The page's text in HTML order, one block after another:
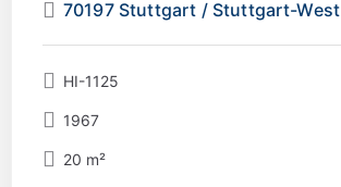
70197 Stuttgart / Stuttgart-West
HI-1125
1967
20 m²